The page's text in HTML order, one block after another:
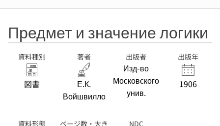
Предмет и значение логики
資料種別
図書
著者
Е.К.
Войшвилло
出版者
Изд-во
Московского
унив.
出版年
1906
資料形態
ページ数・大き
NDC